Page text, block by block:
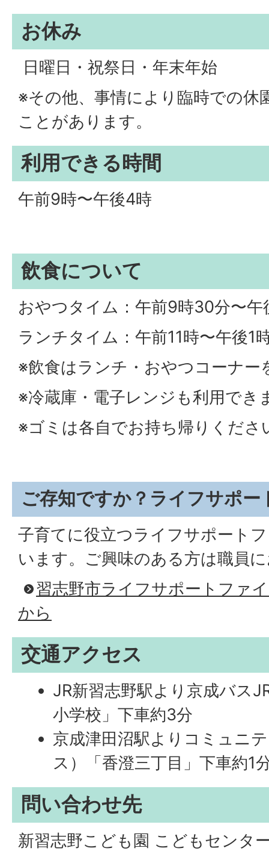
お休み
日曜日・祝祭日・年末年始
※その他、事情により臨時での休
ことがあります。
利用できる時間
午前9時〜午後4時
飲食について
おやつタイム：午前9時30分〜
ランチタイム：午前11時〜午後1
※飲食はランチ・おやつコーナー
※冷蔵庫・電子レンジも利用でき
※ゴミは各自でお持ち帰りくださ
ご存知ですか？ライフサポー
子育てに役立つライフサポート
います。ご興味のある方は職員
習志野市ライフサポートファ
から
交通アクセス
JR新習志野駅より京成バス
小学校」下車約3分
京成津田沼駅よりコミュニ
ス）「香澄三丁目」下車約1
問い合わせ先
新習志野こども園 こどもセンタ